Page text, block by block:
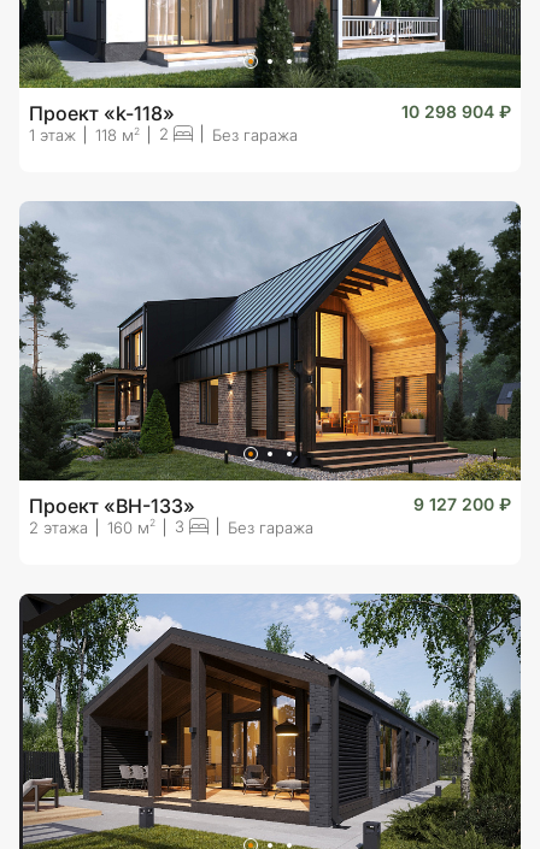
Проект «k-118» 10 298 904 ₽
1 этаж 118 м 2 2 Без гаража
Проект «BH-133» 9 127 200 ₽
2 этажа 160 м2 3 Без гаража